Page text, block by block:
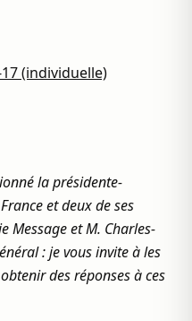
(individuelle)
la présidente-
et deux de ses
Message et M. Charles-
: je vous invite à les
des réponses à ces